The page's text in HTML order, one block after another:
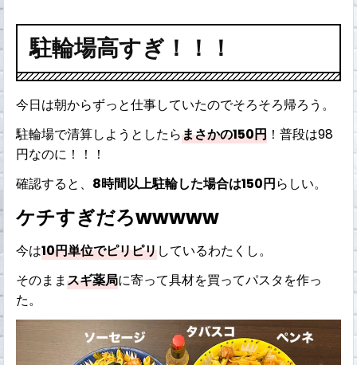
駐輪場高すぎ！！！
今日は朝からずっと仕事していたのでそろそろ帰ろう。
駐輪場で清算しようとしたらまさかの150円 ！普段は98
円なのに！！！
確認すると、 8時間以上駐輪した場合は150円らしい。
ケチすぎだろwwwww
今は10円単位でピリピリしているわたくし。
そのままスギ薬局に寄って具材を買ってパスタを作っ
た。